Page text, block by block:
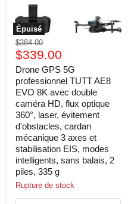
Épuisé
avec
double
caméra
HD,
flux
optique
360°,
laser,
évitement
d'obstacles,
cardan
mécanique
3
axes
et
stabilisation
EIS,
modes
intelligents,
sans
balais,
Prix
d'origine
$384.00
Prix
actuel
$339.00
Drone GPS 5G
professionnel TUTT AE8
EVO 8K avec double
caméra HD, flux optique
360°, laser, évitement
d'obstacles, cardan
mécanique 3 axes et
stabilisation EIS, modes
intelligents, sans balais, 2
piles, 335 g
Rupture de stock